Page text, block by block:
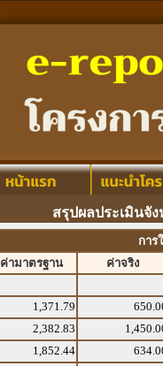
สรุปผลประเมินจั
การ
ค่ามาตรฐาน
ค่าจริง
1,371.79
2,382.83
1,852.44